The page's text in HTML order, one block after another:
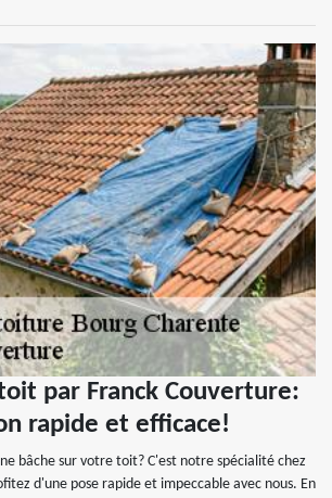
par Franck Couverture:
rapide et efficace!
bâche sur votre toit? C'est notre spécialité chez
d'une pose rapide et impeccable avec nous. En